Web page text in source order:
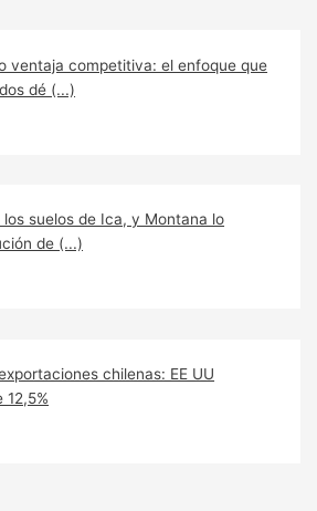
ventaja competitiva: el enfoque que
dé (...)
suelos de Ica, y Montana lo
de (...)
chilenas: EE UU